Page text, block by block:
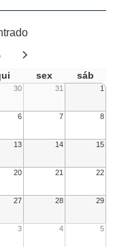
sex sáb
30 31 1
6 7 8
13 14 15
20 21 22
27 28 29
3 4 5